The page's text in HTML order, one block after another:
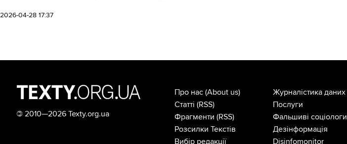
2026-04-28 17:37
© 2010—2026 Texty.org.ua
Про нас (About us)
Статті (RSS)
Фрагменти (RSS)
Розсилки Текстів
Вибір редакції
Журналістика даних
Послуги
Фальшиві соціологи
Дезінформація
Disinfomonitor